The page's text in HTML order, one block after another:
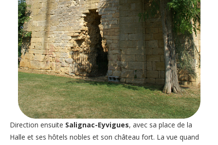
Direction ensuite Salignac-Eyvigues, avec sa place de la
Halle et ses hôtels nobles et son château fort. La vue quand